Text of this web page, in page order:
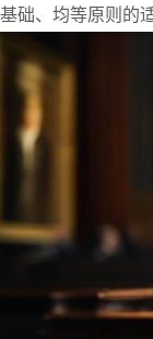
基础、均等原则的